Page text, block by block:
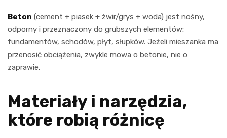
Beton (cement + piasek + żwir/grys + woda) jest nośny,
odporny i przeznaczony do grubszych elementów:
fundamentów, schodów, płyt, słupków. Jeżeli mieszanka ma
przenosić obciążenia, zwykle mowa o betonie, nie o
zaprawie.
Materiały i narzędzia,
które robią różnicę